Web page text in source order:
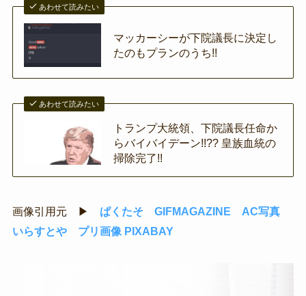
あわせて読みたい
マッカーシーが下院議長に決定し
たのもプランのうち!!
あわせて読みたい
トランプ大統領、下院議長任命か
らバイバイデーン!!?? 皇族血統の
掃除完了!!
画像引用元 ▶ ぱくたそ GIFMAGAZINE
AC写真
いらすとや
プリ画像 PIXABAY